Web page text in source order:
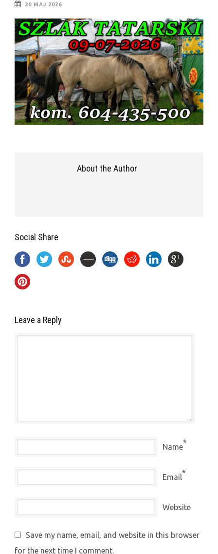
20 MAJ 2026
About the Author
Social Share
Leave a Reply
Name*
Email*
Website
Save my name, email, and website in this browser
for the next time I comment.